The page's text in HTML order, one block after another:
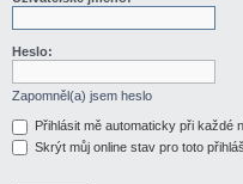
Heslo:
Zapomněl(a) jsem heslo
Přihlásit mě automaticky při každé
Skrýt můj online stav pro toto